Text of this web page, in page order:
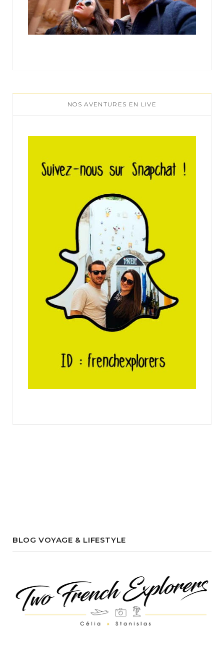
NOS AVENTURES EN LIVE
BLOG VOYAGE & LIFESTYLE